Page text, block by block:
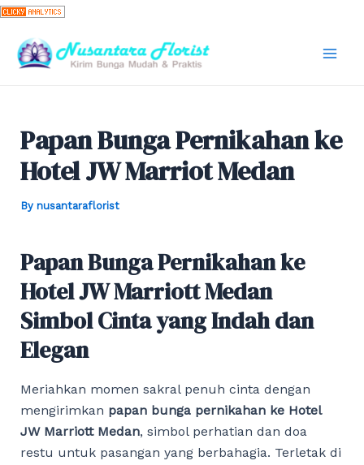
Skip
content
Papan Bunga Pernikahan ke
Hotel JW Marriot Medan
By nusantaraflorist
Papan Bunga Pernikahan ke
Hotel JW Marriott Medan
Simbol Cinta yang Indah dan
Elegan
Meriahkan momen sakral penuh cinta dengan
mengirimkan papan bunga pernikahan ke Hotel
JW Marriott Medan, simbol perhatian dan doa
restu untuk pasangan yang berbahagia. Terletak di